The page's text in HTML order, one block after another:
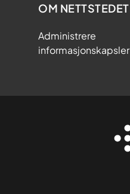
OM NETTSTEDET
Administrere
informasjonskapsler